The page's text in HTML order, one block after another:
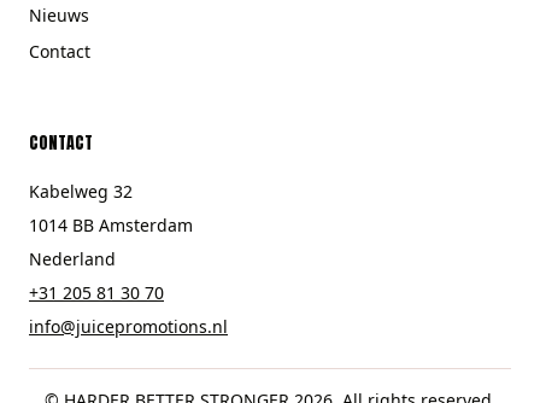
Nieuws
Contact
CONTACT
Kabelweg 32
1014 BB Amsterdam
Nederland
+31 205 81 30 70
info@juicepromotions.nl